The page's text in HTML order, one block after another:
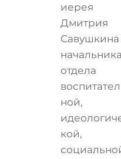
иерея
Дмитрия
Савушкина
отдела
ной,
кой,